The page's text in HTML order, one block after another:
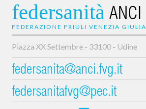
federsanità ANCI
FEDERAZIONE FRIULI VENEZIA GIULIA
Piazza XX Settembre - 33100 - Udine
federsanita@anci.fvg.it
federsanitafvg@pec.it